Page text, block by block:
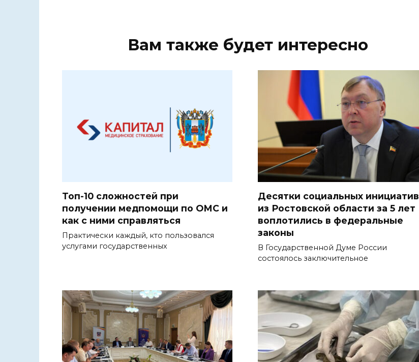
Вам также будет интересно
Топ-10 сложностей при
получении медпомощи по ОМС и
как с ними справляться
Практически каждый, кто пользовался
услугами государственных
Десятки социальных инициатив
из Ростовской области за 5 лет
воплотились в федеральные
законы
В Государственной Думе России
состоялось заключительное